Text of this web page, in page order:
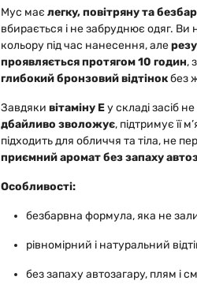
Мус має легку, повітряну та
вбирається і не забруднює одяг. Ви
кольору під час нанесення, але
проявляється протягом 10 годин,
глибокий бронзовий відтінокбез
Завдяки вітаміну Еу складі засіб
дбайливо зволожує, підтримує її
підходить для обличчя та тіла, не
приємний аромат без запаху
Особливості:
безбарвна формула, яка не
рівномірний і натуральний
без запаху автозагару, плям і